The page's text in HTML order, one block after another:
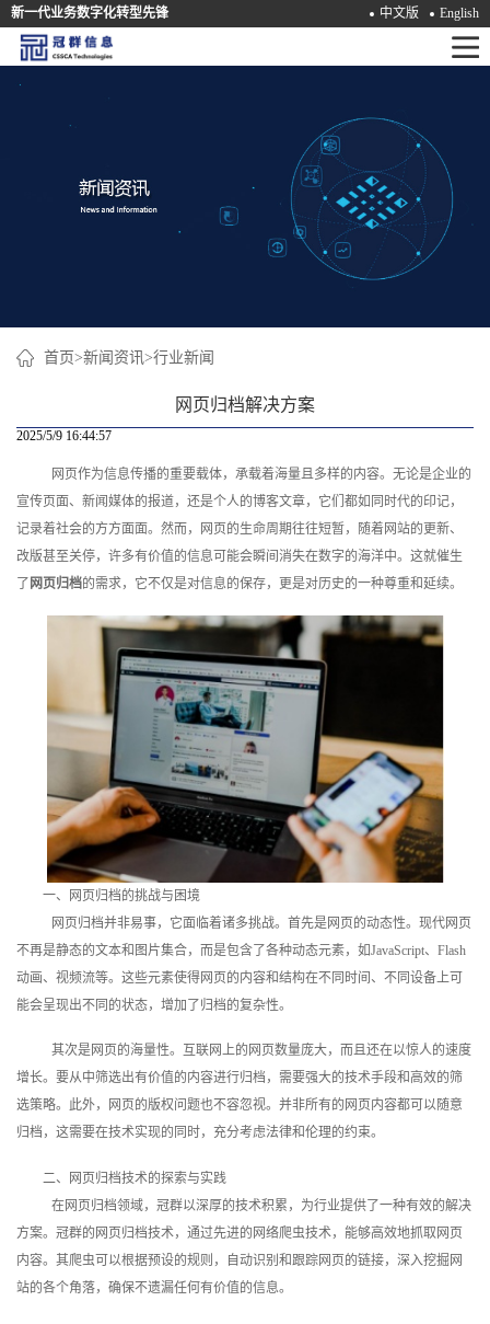
新一代业务数字化转型先锋 中文版 English
首
首页>新闻资讯>行业新闻
网页归档解决方案
2025/5/9 16:44:57
网页作为信息传播的重要载体，承载着海量且多样的内容。无论是企业的
宣传页面、新闻媒体的报道，还是个人的博客文章，它们都如同时代的印记，
记录着社会的方方面面。然而，网页的生命周期往往短暂，随着网站的更新、
改版甚至关停，许多有价值的信息可能会瞬间消失在数字的海洋中。这就催生
了 网页归档的需求，它不仅是对信息的保存，更是对历史的一种尊重和延续。
一、网页归档的挑战与困境
网页归档并非易事，它面临着诸多挑战。首先是网页的动态性。现代网页
不再是静态的文本和图片集合，而是包含了各种动态元素，如JavaScript、Flash
动画、视频流等。这些元素使得网页的内容和结构在不同时间、不同设备上可
能会呈现出不同的状态，增加了归档的复杂性。
其次是网页的海量性。互联网上的网页数量庞大，而且还在以惊人的速度
增长。要从中筛选出有价值的内容进行归档，需要强大的技术手段和高效的筛
选策略。此外，网页的版权问题也不容忽视。并非所有的网页内容都可以随意
归档，这需要在技术实现的同时，充分考虑法律和伦理的约束。
二、网页归档技术的探索与实践
在网页归档领域，冠群以深厚的技术积累，为行业提供了一种有效的解决
方案。冠群的网页归档技术，通过先进的网络爬虫技术，能够高效地抓取网页
内容。其爬虫可以根据预设的规则，自动识别和跟踪网页的链接，深入挖掘网
站的各个角落，确保不遗漏任何有价值的信息。